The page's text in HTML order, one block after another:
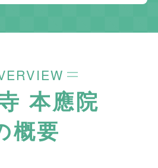
本應院
概要